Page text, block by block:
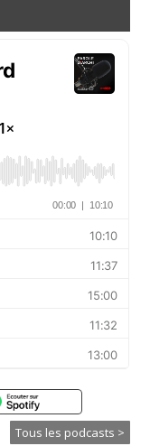
Tous les podcasts >